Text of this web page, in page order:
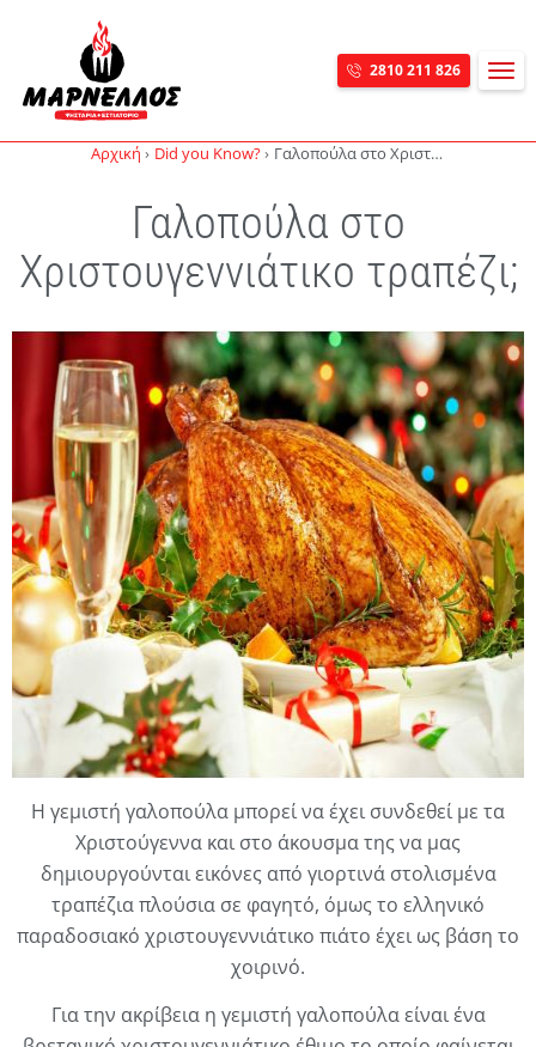
Skip navigation 2810 211 826
Αρχική Did you Know? Γαλοπούλα στο Χριστουγεννιάτικο τραπέζι;
Γαλοπούλα στο
Χριστουγεννιάτικο τραπέζι;
Η γεμιστή γαλοπούλα μπορεί να έχει συνδεθεί με τα
Χριστούγεννα και στο άκουσμα της να μας
δημιουργούνται εικόνες από γιορτινά στολισμένα
τραπέζια πλούσια σε φαγητό, όμως το ελληνικό
παραδοσιακό χριστουγεννιάτικο πιάτο έχει ως βάση το
χοιρινό.
Για την ακρίβεια η γεμιστή γαλοπούλα είναι ένα